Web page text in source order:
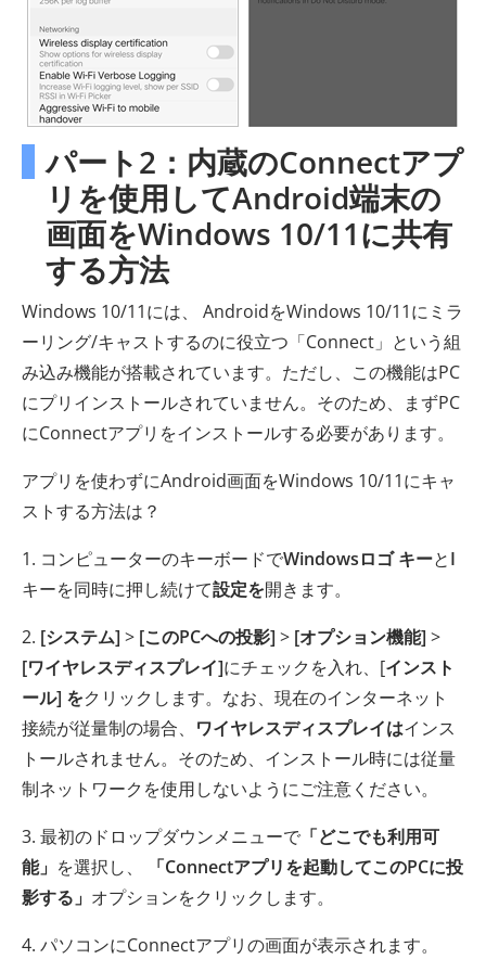
パート2：内蔵のConnectアプ
リを使用してAndroid端末の
画面をWindows 10/11に共有
する方法
Windows 10/11には、 AndroidをWindows 10/11にミラ
ーリング/キャストするのに役立つ「Connect」という組
み込み機能が搭載されています。ただし、この機能はPC
にプリインストールされていません。そのため、まずPC
にConnectアプリをインストールする必要があります。
アプリを使わずにAndroid画面をWindows 10/11にキャ
ストする方法は？
1. コンピューターのキーボードでWindowsロゴ キーとI
キーを同時に押し続けて設定を開きます。
2. [システム] > [このPCへの投影] > [オプション機能] >
[ワイヤレスディスプレイ]にチェックを入れ、[インスト
ール] をクリックします。なお、現在のインターネット
接続が従量制の場合、 ワイヤレスディスプレイはインス
トールされません。そのため、インストール時には従量
制ネットワークを使用しないようにご注意ください。
3. 最初のドロップダウンメニューで 「どこでも利用可
能」 を選択し、
「Connectアプリを起動してこのPCに投
影する」 オプションをクリックします。
4. パソコンにConnectアプリの画面が表示されます。